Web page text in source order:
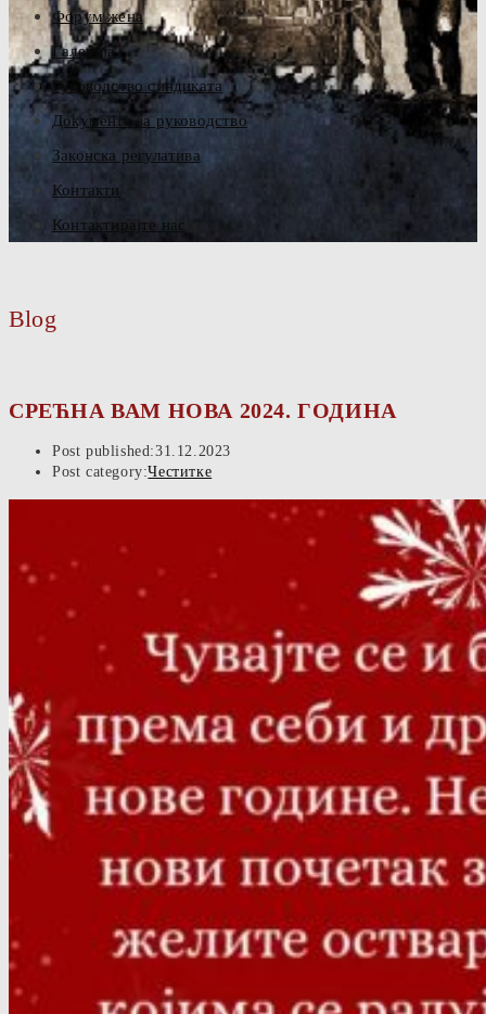
Форум жена
Галерија
Руководство синдиката
Документа за руководство
Законска регулатива
Контакти
Контактирајте нас
Blog
СРЕЋНА ВАМ НОВА 2024. ГОДИНА
Post published:31.12.2023
Post category:Честитке